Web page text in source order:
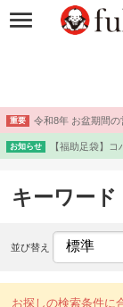
重要 令和8年 お盆期間の
お知らせ 【福助足袋】
キーワー
並び替え
お探しの検索条件に